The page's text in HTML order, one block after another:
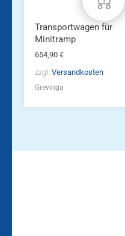
Transportwagen für
Minitramp
654,90 €
zzgl. Versandkosten
Grevinga